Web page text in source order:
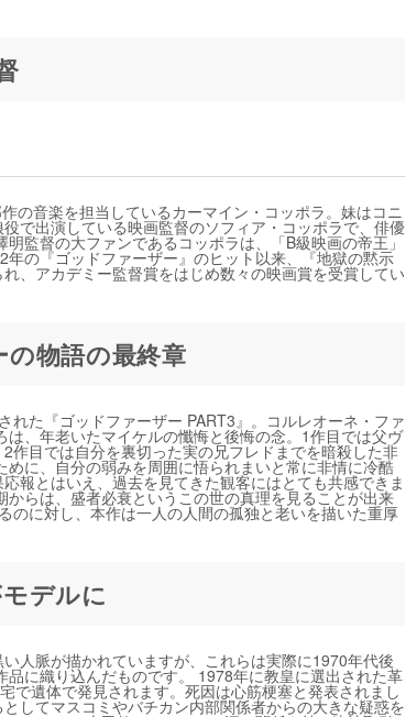
の音楽を担当しているカーマイン・コッポラ。妹はコニ
で出演している映画監督のソフィア・コッポラで、俳優
監督の大ファンであるコッポラは、「B級映画の帝王」
の『ゴッドファーザー』のヒット以来、『地獄の黙示
、アカデミー監督賞をはじめ数々の映画賞を受賞してい
物語の最終章
れた『ゴッドファーザー PART3』。コルレオーネ・ファ
、年老いたマイケルの懺悔と後悔の念。1作目では父ヴ
作目では自分を裏切った実の兄フレドまでを暗殺した非
に、自分の弱みを周囲に悟られまいと常に非情に冷酷
報とはいえ、過去を見てきた観客にはとても共感できま
らは、盛者必衰というこの世の真理を見ることが出来
のに対し、本作は一人の人間の孤独と老いを描いた重厚
デルに
人脈が描かれていますが、これらは実際に1970年代後
に織り込んだものです。 1978年に教皇に選出された革
で遺体で発見されます。死因は心筋梗塞と発表されまし
してマスコミやバチカン内部関係者からの大きな疑惑を